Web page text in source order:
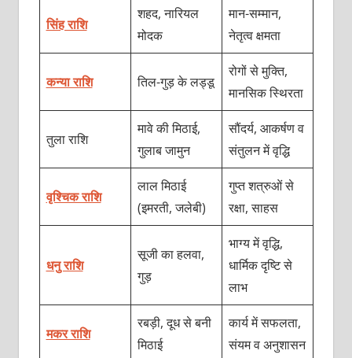
सिंह राशि
शहद, नारियल
मोदक
मान-सम्मान,
नेतृत्व क्षमता
कन्या राशि तिल-गुड़ के लड्डू
रोगों से मुक्ति,
मानसिक स्थिरता
तुला राशि
मावे की मिठाई,
गुलाब जामुन
सौंदर्य, आकर्षण व
संतुलन में वृद्धि
वृश्चिक राशि
लाल मिठाई
(इमरती, जलेबी)
गुप्त शत्रुओं से
रक्षा, साहस
धनु राशि
सूजी का हलवा,
गुड़
भाग्य में वृद्धि,
धार्मिक दृष्टि से
लाभ
मकर राशि
रबड़ी, दूध से बनी
मिठाई
कार्य में सफलता,
संयम व अनुशासन